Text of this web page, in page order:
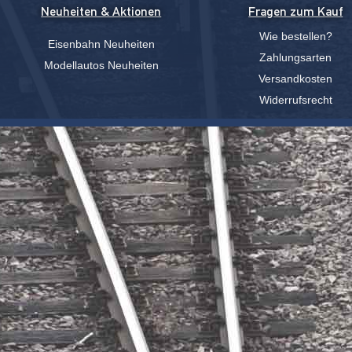
Neuheiten & Aktionen
Eisenbahn Neuheiten
Modellautos Neuheiten
Fragen zum Kauf
Wie bestellen?
Zahlungsarten
Versandkosten
Widerrufsrecht